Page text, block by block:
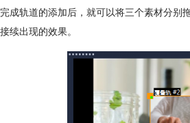
完成轨道的添加后，就可以将三个素材分别
接续出现的效果。